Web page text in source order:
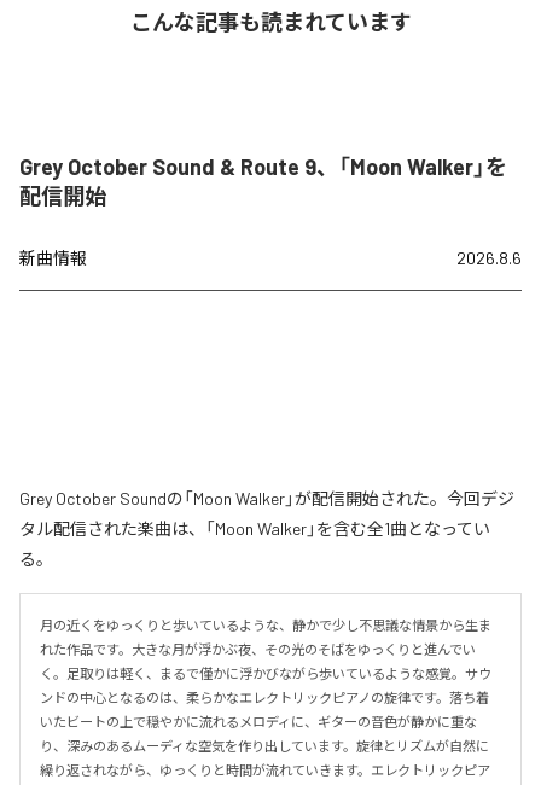
こんな記事も読まれています
Grey October Sound & Route 9、「Moon Walker」を
配信開始
新曲情報 2026.8.6
Grey October Soundの「Moon Walker」が配信開始された。今回デジ
タル配信された楽曲は、「Moon Walker」を含む全1曲となってい
る。
月の近くをゆっくりと歩いているような、静かで少し不思議な情景から生ま
れた作品です。大きな月が浮かぶ夜、その光のそばをゆっくりと進んでい
く。足取りは軽く、まるで僅かに浮かびながら歩いているような感覚。サウ
ンドの中心となるのは、柔らかなエレクトリックピアノの旋律です。落ち着
いたビートの上で穏やかに流れるメロディに、ギターの音色が静かに重な
り、深みのあるムーディな空気を作り出しています。旋律とリズムが自然に
繰り返されながら、ゆっくりと時間が流れていきます。エレクトリックピア